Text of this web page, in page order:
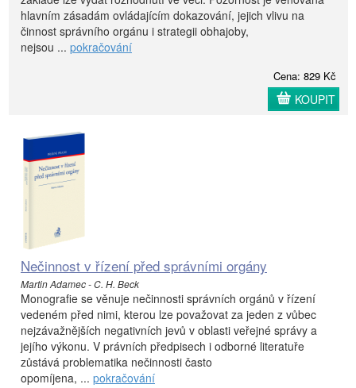
hlavním zásadám ovládajícím dokazování, jejich vlivu na
činnost správního orgánu i strategii obhajoby,
nejsou ... pokračování
Cena: 829 Kč
KOUPIT
Nečinnost v řízení před správními orgány
Martin Adamec - C. H. Beck
Monografie se věnuje nečinnosti správních orgánů v řízení
vedeném před nimi, kterou lze považovat za jeden z vůbec
nejzávažnějších negativních jevů v oblasti veřejné správy a
jejího výkonu. V právních předpisech i odborné literatuře
zůstává problematika nečinnosti často
opomíjena, ... pokračování